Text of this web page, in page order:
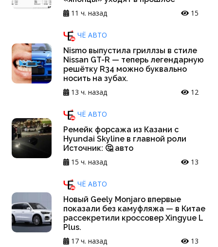
11 ч. назад
15
ЧЁ АВТО
Nismo выпустила гриллзы в стиле
Nissan GT-R — теперь легендарную
решётку R34 можно буквально
носить на зубах.
13 ч. назад
12
ЧЁ АВТО
Ремейк форсажа из Казани с
Hyundai Skyline в главной роли
Источник: 🤔 авто
15 ч. назад
13
ЧЁ АВТО
Новый Geely Monjaro впервые
показали без камуфляжа — в Китае
рассекретили кроссовер Xingyue L
Plus.
17 ч. назад
13